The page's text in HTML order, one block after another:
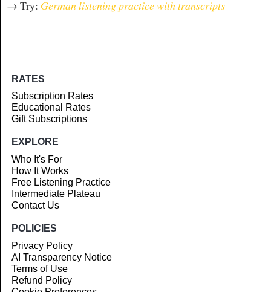
→ Try: German listening practice with transcripts
RATES
Subscription Rates
Educational Rates
Gift Subscriptions
EXPLORE
Who It's For
How It Works
Free Listening Practice
Intermediate Plateau
Contact Us
POLICIES
Privacy Policy
AI Transparency Notice
Terms of Use
Refund Policy